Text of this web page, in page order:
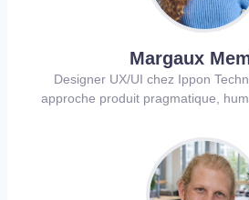
Margaux
Designer UX/UI chez Ippon
approche produit pragmatique,